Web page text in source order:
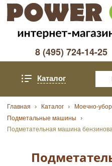
8 (495) 724-14-25
Каталог
Главная Каталог
Моечно-
Подметальные машины
Подметательная машина